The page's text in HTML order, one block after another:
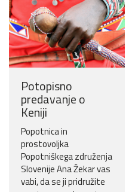
Potopisno
predavanje o
Keniji
Popotnica in
prostovoljka
Popotniškega združenja
Slovenije Ana Žekar vas
vabi, da se ji pridružite